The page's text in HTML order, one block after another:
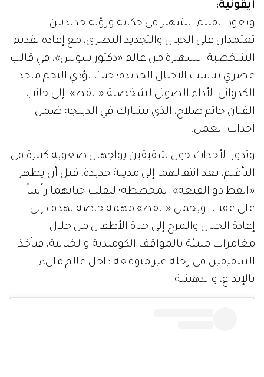
أيقونية:
ويعود الفيلم الشهير في حكاية ورؤية جديدتين،
تعتمدان على الخيال والتجديد البصري، مع إعادة تقديم
الشخصية الشهيرة من عالم «دكتور سوس»، في قالب
عصري يناسب الأجيال الجديدة؛ حيث يؤدي النجم ماجد
الكدواني الأداء الصوتي لشخصية «القط»، إلى جانب
الفنان حاتم صلاح، الذي يشارك في الدبلجة ضمن
أحداث العمل.
وتدور الأحداث حول شقيقين يواجهان صعوبة كبيرة في
التأقلم، بعد انتقالهما إلى مدينة جديدة، قبل أن يظهر
«القط ذو القبعة» المخططة؛ ليقلب حياتهما رأساً
على عقب. ويحمل «القط» مهمة خاصة تهدف إلى
إعادة الخيال والمرح إلى حياة الأطفال من خلال
مغامرات مليئة بالمواقف الكوميدية والخيالية، فيأخذ
الشقيقين في رحلة غير متوقعة داخل عالم مليء
بالإبداع، والدهشة.